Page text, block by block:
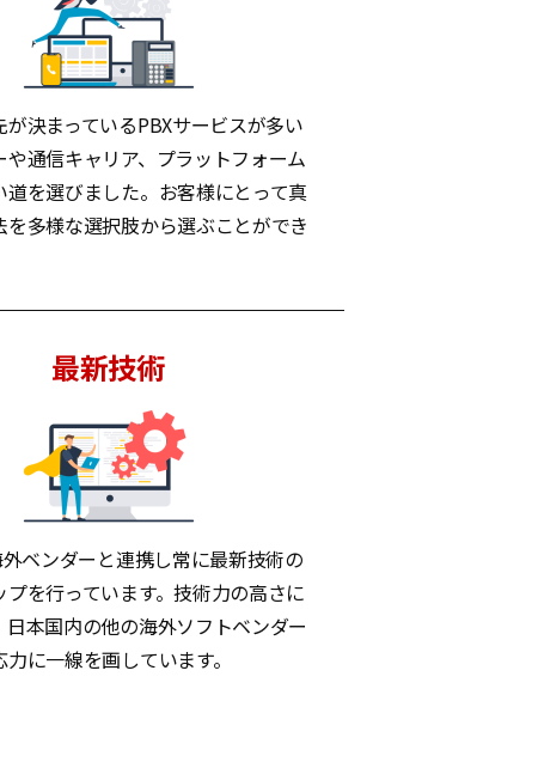
が決まっているPBXサービスが多い
や通信キャリア、プラットフォーム
道を選びました。お客様にとって真
を多様な選択肢から選ぶことができ
最新技術
ベンダーと連携し常に最新技術の
プを行っています。技術力の高さに
日本国内の他の海外ソフトベンダー
に一線を画しています。